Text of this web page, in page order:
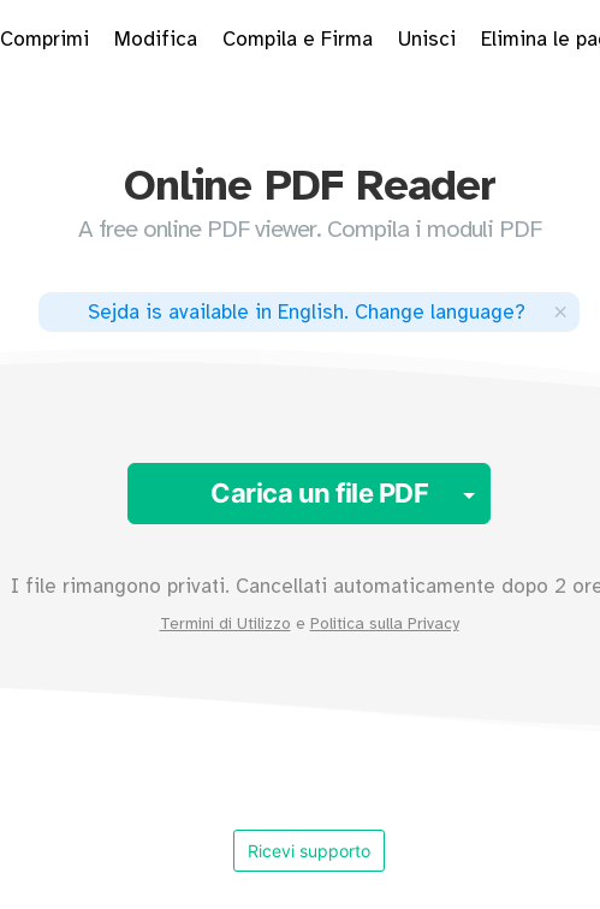
Comprimi Modifica Compila e Firma Unisci Elimina le
Online PDF Reader
A free online PDF viewer. Compila i moduli PDF
Sejda is available in English. Change language? ×
Carica un file PDF Toggle
I file rimangono privati. Cancellati automaticamente dopo 2
Termini di Utilizzo e Politica sulla Privacy
Ricevi supporto